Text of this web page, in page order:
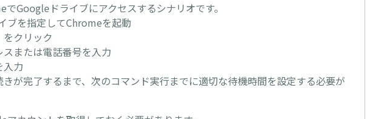
Googleドライブにアクセスするシナリオです。
を指定してChromeを起動
クリック
または電話番号を入力
力
きが完了するまで、次のコマンド実行までに適切な待機時間を設定する必要が